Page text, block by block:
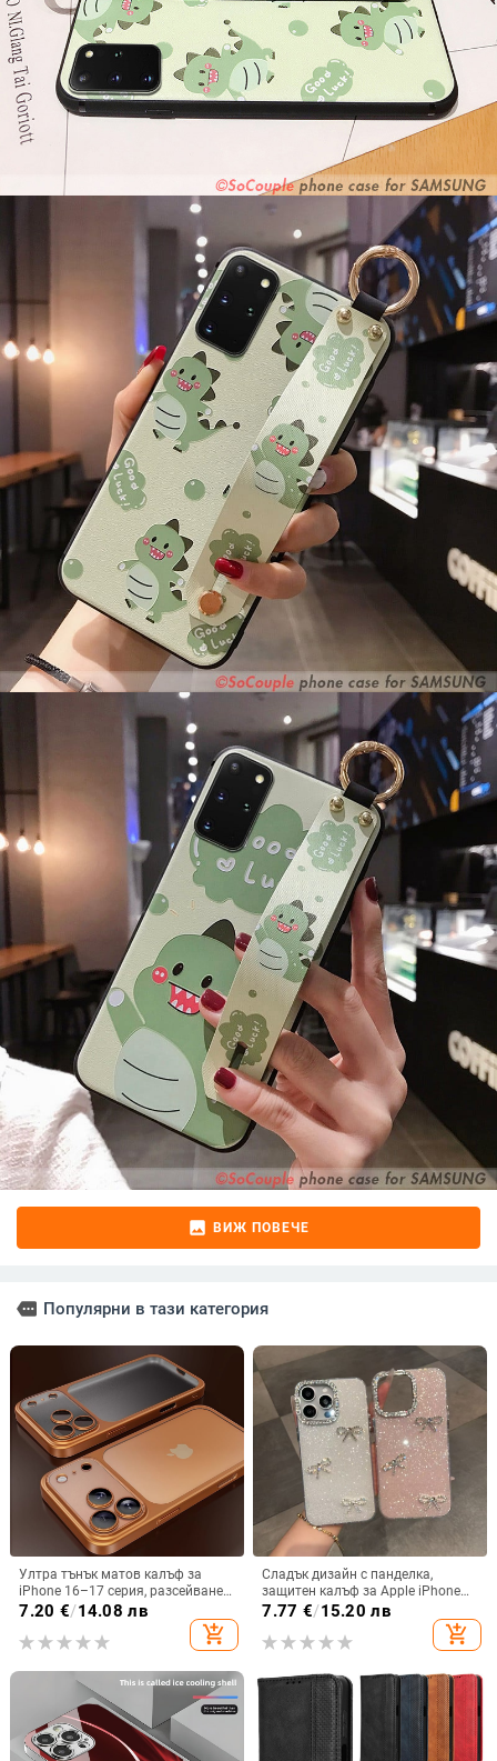
image ВИЖ ПОВЕЧЕ
more Популярни в тази категория
Ултра тънък матов калъф за
iPhone 16–17 серия, разсейване
на топлината, пълно покритие,
удароустойчив и устойчив на
отпечатъци
7.20 €/14.08 лв
add_shopping_cart
Сладък дизайн с панделка,
защитен калъф за Apple iPhone
11–15 Pro Max, пълен обхват
7.77 €/15.20 лв
add_shopping_cart